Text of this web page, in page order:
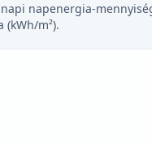
napenergia-
(kWh/m²).